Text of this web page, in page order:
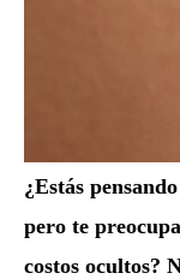
¿Estás
pero te
costos ocultos?